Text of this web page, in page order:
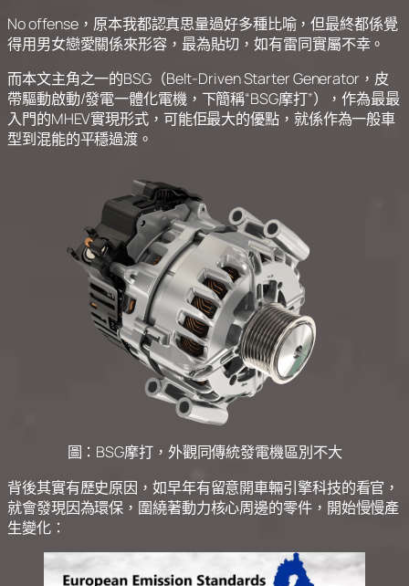
No offense，原本我都認真思量過好多種比喻，但最終都係覺
得用男女戀愛關係來形容，最為貼切，如有雷同實屬不幸。
而本文主角之一的BSG（Belt-Driven Starter Generator，皮
帶驅動啟動/發電一體化電機，下簡稱“BSG摩打”），作為最最
入門的MHEV實現形式，可能佢最大的優點，就係作為一般車
型到混能的平穩過渡。
圖：BSG摩打，外觀同傳統發電機區別不大
背後其實有歷史原因，如早年有留意開車輛引擎科技的看官，
就會發現因為環保，圍繞著動力核心周邊的零件，開始慢慢產
生變化：